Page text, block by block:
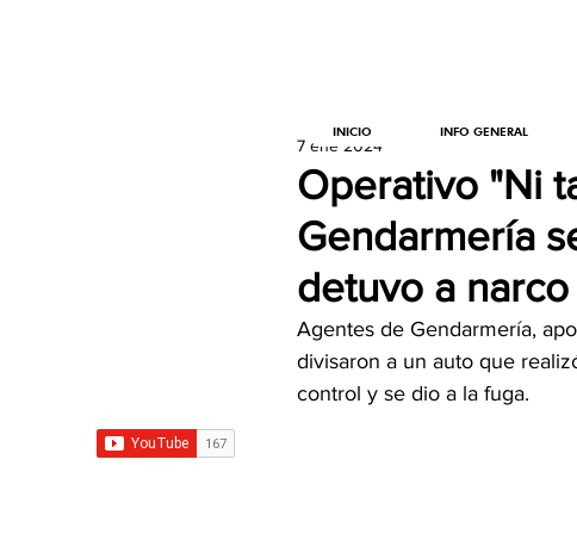
Operativo "Ni
Gendarmería
detuvo a
7 ene 2024
Agentes de Gendarmería,
divisaron a un auto que
control y se dio a la fuga.
INICIO INFO GENERAL